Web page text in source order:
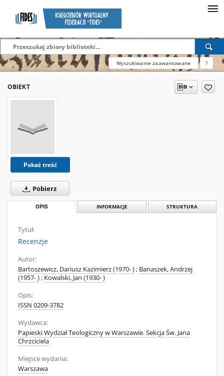
Wyszukiwanie zaawansowane ?
OBIEKT
Pokaż treść
Pobierz
OPIS INFORMACJE STRUKTURA
Tytuł:
Recenzje
Autor:
Bartoszewicz, Dariusz Kazimierz (1970- ); Banaszek, Andrzej
(1957- ); Kowalski, Jan (1930- )
Opis:
ISSN 0209-3782
Wydawca:
Papieski Wydział Teologiczny w Warszawie. Sekcja Św. Jana
Chrzciciela
Miejsce wydania:
Warszawa